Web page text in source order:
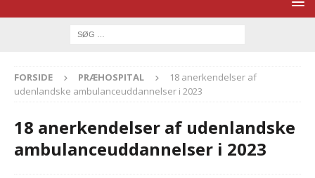
FORSIDE PRÆHOSPITAL
18 anerkendelser af
udenlandske ambulanceuddannelser i 2023
18 anerkendelser af udenlandske
ambulanceuddannelser i 2023